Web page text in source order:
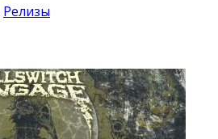
Релизы